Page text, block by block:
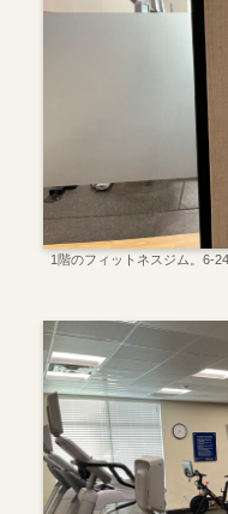
1階のフィットネスジム。6-